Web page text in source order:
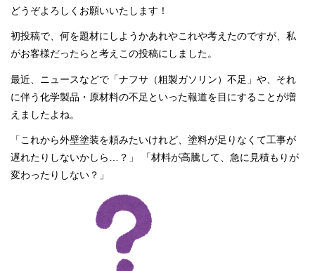
どうぞよろしくお願いいたします！
初投稿で、何を題材にしようかあれやこれや考えたのですが、私
がお客様だったらと考えこの投稿にしました。
最近、ニュースなどで「ナフサ（粗製ガソリン）不足」や、それ
に伴う化学製品・原材料の不足といった報道を目にすることが増
えましたよね。
「これから外壁塗装を頼みたいけれど、塗料が足りなくて工事が
遅れたりしないかしら…？」 「材料が高騰して、急に見積もりが
変わったりしない？」